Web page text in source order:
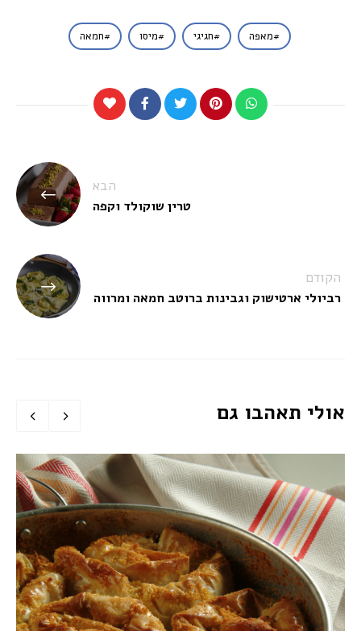
מאפה חגיגי מיסו חמאה
הבא
טרין שוקולד וקפה
הקודם
רביולי ארטישוק וגבינות ברוטב חמאה ומרווה
אולי תאהבו גם